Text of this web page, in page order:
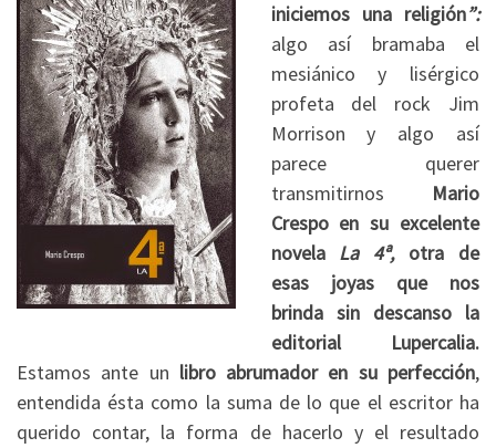
iniciemos una religión”:
algo así bramaba el
mesiánico y lisérgico
profeta del rock Jim
Morrison y algo así
parece querer
transmitirnos Mario
Crespo en su excelente
novela La 4ª,otra de
esas joyas que nos
brinda sin descanso la
editorial Lupercalia.
Estamos ante un libro abrumador en su perfección,
entendida ésta como la suma de lo que el escritor ha
querido contar, la forma de hacerlo y el resultado